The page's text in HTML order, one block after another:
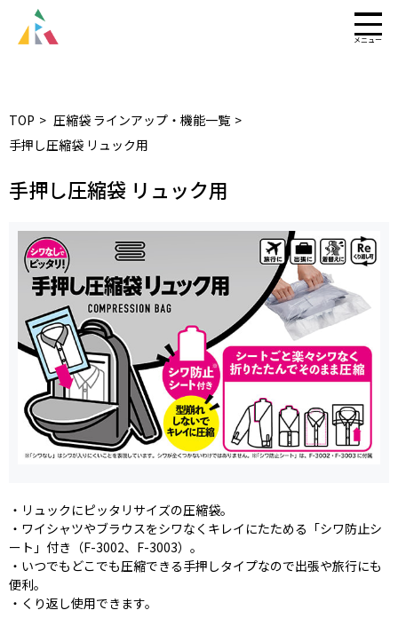
TOP
圧縮袋 ラインアップ・機能一覧
手押し圧縮袋 リュック用
手押し圧縮袋 リュック用
・リュックにピッタリサイズの圧縮袋。
・ワイシャツやブラウスをシワなくキレイにたためる「シワ防止シ
ート」付き（F-3002、F-3003）。
・いつでもどこでも圧縮できる手押しタイプなので出張や旅行にも
便利。
・くり返し使用できます。